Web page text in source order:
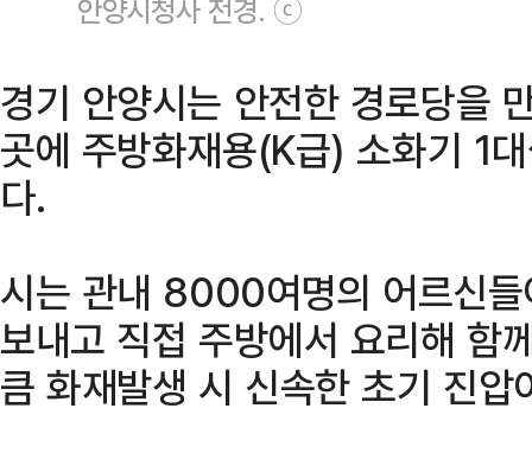
안양시청사 전경. ⓒ
경기 안양시는 안전한 경로당을
곳에 주방화재용(K급) 소화기 1
다.
시는 관내 8000여명의 어르신
보내고 직접 주방에서 요리해 함
큼 화재발생 시 신속한 초기 진